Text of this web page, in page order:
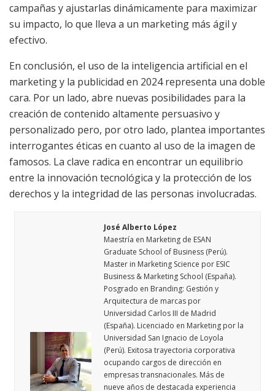
campañas y ajustarlas dinámicamente para maximizar
su impacto, lo que lleva a un marketing más ágil y
efectivo.
En conclusión, el uso de la inteligencia artificial en el
marketing y la publicidad en 2024 representa una doble
cara. Por un lado, abre nuevas posibilidades para la
creación de contenido altamente persuasivo y
personalizado pero, por otro lado, plantea importantes
interrogantes éticas en cuanto al uso de la imagen de
famosos. La clave radica en encontrar un equilibrio
entre la innovación tecnológica y la protección de los
derechos y la integridad de las personas involucradas.
José Alberto López
Maestría en Marketing de ESAN
Graduate School of Business (Perú).
Master in Marketing Science por ESIC
Business & Marketing School (España).
Posgrado en Branding: Gestión y
Arquitectura de marcas por
Universidad Carlos III de Madrid
(España). Licenciado en Marketing por la
Universidad San Ignacio de Loyola
(Perú). Exitosa trayectoria corporativa
ocupando cargos de dirección en
empresas transnacionales. Más de
nueve años de destacada experiencia